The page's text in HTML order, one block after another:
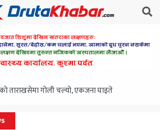
ताराखसेमा गोली चल्यो, एकजना घाइते